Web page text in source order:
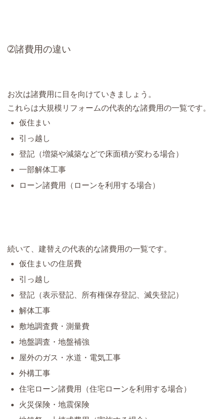
➁諸費用の違い
お次は諸費用に目を向けていきましょう。
これらは大規模リフォームの代表的な諸費用の一覧です。
仮住まい
引っ越し
登記（増築や減築などで床面積が変わる場合）
一部解体工事
ローン諸費用（ローンを利用する場合）
続いて、建替えの代表的な諸費用の一覧です。
仮住まいの住居費
引っ越し
登記（表示登記、所有権保存登記、滅失登記）
解体工事
敷地調査費・測量費
地盤調査・地盤補強
屋外のガス・水道・電気工事
外構工事
住宅ローン諸費用（住宅ローンを利用する場合）
火災保険・地震保険